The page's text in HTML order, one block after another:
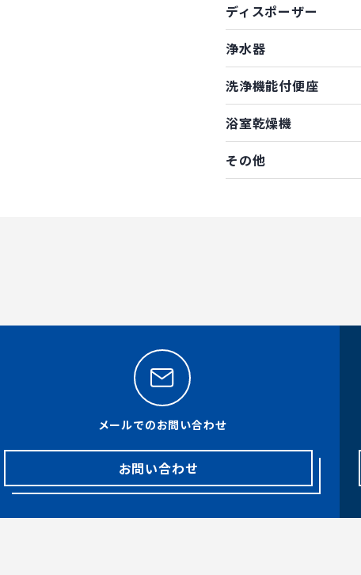
ディスポーザー
浄水器
洗浄機能付便座
浴室乾燥機
その他
メールでのお問い合わせ
お問い合わせ